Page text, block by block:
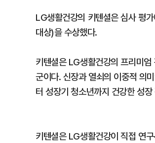
LG생활건강의 키텐셜은 심사 평
대상)을 수상했다.
키텐셜은 LG생활건강의 프리미
군이다. 신장과 열쇠의 이중적 의
터 성장기 청소년까지 건강한 성
키텐셜은 LG생활건강이 직접 연